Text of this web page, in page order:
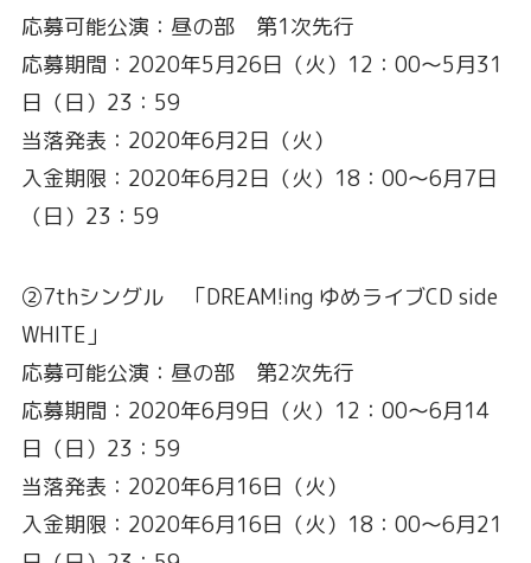
応募可能公演：昼の部 第1次先行
応募期間：2020年5月26日（火）12：00～5月31
日（日）23：59
当落発表：2020年6月2日（火）
入金期限：2020年6月2日（火）18：00～6月7日
（日）23：59
②7thシングル 「DREAM!ing ゆめライブCD side
WHITE」
応募可能公演：昼の部 第2次先行
応募期間：2020年6月9日（火）12：00～6月14
日（日）23：59
当落発表：2020年6月16日（火）
入金期限：2020年6月16日（火）18：00～6月21